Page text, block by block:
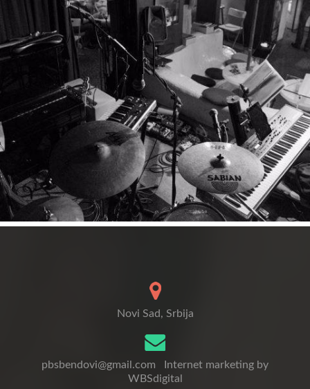
Novi Sad, Srbija
pbsbendovi@gmail.com
Internet marketing by
WBSdigital